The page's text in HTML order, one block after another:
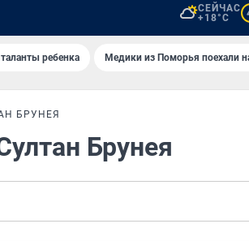
СЕЙЧАС
+18°C
ребенка Медики из Поморья поехали
БРУНЕЯ
Брунея